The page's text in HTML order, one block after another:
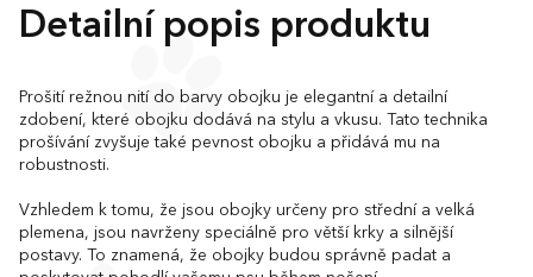
Detailní popis produktu
Prošití režnou nití do barvy obojku je elegantní a detailní
zdobení, které obojku dodává na stylu a vkusu. Tato technika
prošívání zvyšuje také pevnost obojku a přidává mu na
robustnosti.
Vzhledem k tomu, že jsou obojky určeny pro střední a velká
plemena, jsou navrženy speciálně pro větší krky a silnější
postavy. To znamená, že obojky budou správně padat a